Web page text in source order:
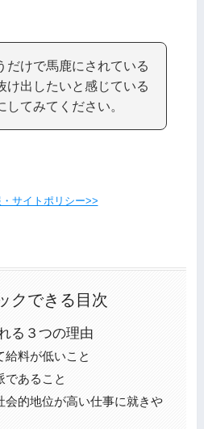
だけで馬鹿にされている
け出したいと感じている
してみてください。
サイトポリシー>>
クできる目次
る３つの理由
給料が低いこと
であること
会的地位が高い仕事に就きや